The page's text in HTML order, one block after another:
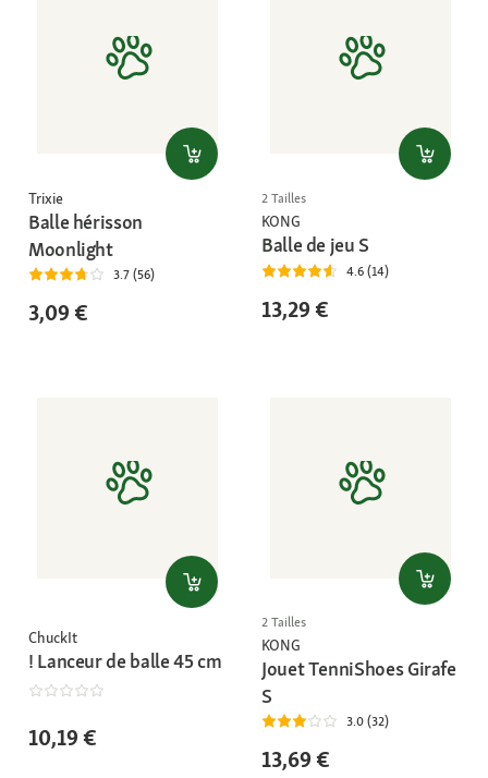
Trixie
Balle hérisson
Moonlight
3.7 (56)
3,09 €
2 Tailles
KONG
Balle de jeu S
4.6 (14)
13,29 €
ChuckIt
! Lanceur de balle 45 cm
10,19 €
2 Tailles
KONG
Jouet TenniShoes Girafe
S
3.0 (32)
13,69 €